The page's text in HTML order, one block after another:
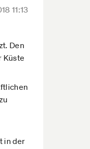
11:13
Den
Küste
in der